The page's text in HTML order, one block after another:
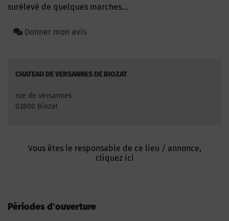
surélevé de quelques marches…
Donner mon avis
CHATEAU DE VERSANNES DE BIOZAT
rue de versannes
03800 Biozat
Vous êtes le responsable de ce lieu / annonce,
cliquez ici
Périodes d'ouverture